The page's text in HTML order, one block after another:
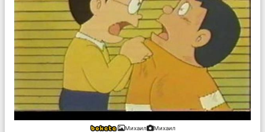
Михаил Михаил